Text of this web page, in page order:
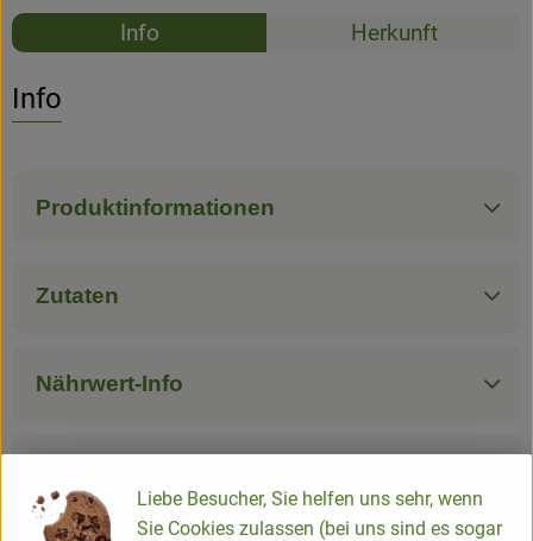
Newsletter Rezepte
Info Herkunft
Info
Produktinformationen
Zutaten
Nährwert-Info
Liebe Besucher, Sie helfen uns sehr, wenn
Sie Cookies zulassen (bei uns sind es sogar